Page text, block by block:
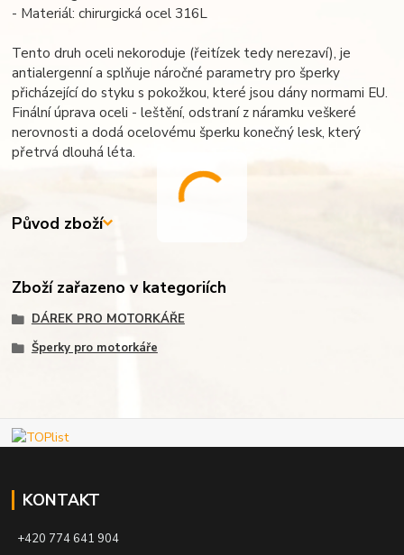
- Materiál: chirurgická ocel 316L
Tento druh oceli nekoroduje (řeitízek tedy nerezaví), je
antialergenní a splňuje náročné parametry pro šperky
přicházející do styku s pokožkou, které jsou dány normami EU.
Finální úprava oceli - leštění, odstraní z náramku veškeré
nerovnosti a dodá ocelovému šperku konečný lesk, který
přetrvá dlouhá léta.
Původ zboží
Zboží zařazeno v kategoriích
DÁREK PRO MOTORKÁŘE
Šperky pro motorkáře
KONTAKT
+420 774 641 904